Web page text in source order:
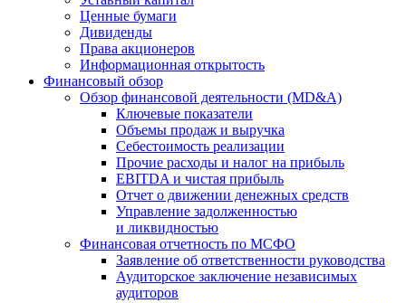
Ценные бумаги
Дивиденды
Права акционеров
Информационная открытость
Финансовый обзор
Обзор финансовой деятельности (MD&A)
Ключевые показатели
Объемы продаж и выручка
Себестоимость реализации
Прочие расходы и налог на прибыль
EBITDA и чистая прибыль
Отчет о движении денежных средств
Управление задолженностью
и ликвидностью
Финансовая отчетность по МСФО
Заявление об ответственности руководства
Аудиторское заключение независимых
аудиторов